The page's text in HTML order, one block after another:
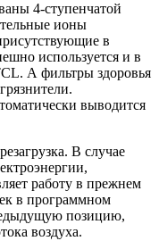
4-ступенчатой
ионы
в
используется и в
А фильтры здоровья
выводится
В случае
работу в прежнем
в программном
позицию,
воздуха.